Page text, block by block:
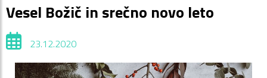
Vesel Božič in srečno novo leto
23.12.2020